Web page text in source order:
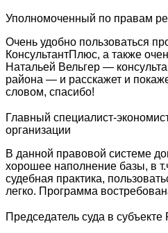
Уполномоченный по правам
Очень удобно пользоваться
КонсультантПлюс, а также
Натальей Вельгер —
района — и расскажет и
словом, спасибо!
Главный специалист-
организации
В данной правовой системе
хорошее наполнение базы, в
судебная практика,
легко. Программа
Председатель суда в